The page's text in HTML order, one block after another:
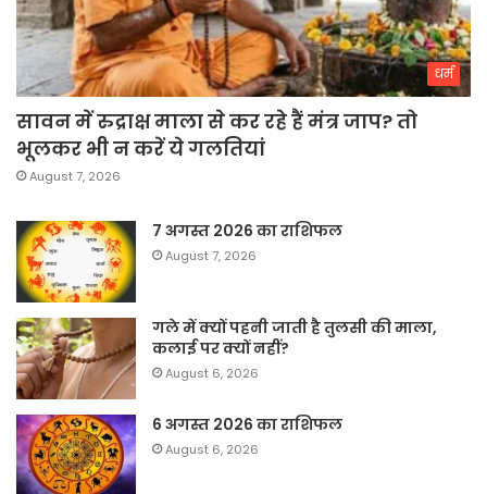
धर्म
सावन में रुद्राक्ष माला से कर रहे हैं मंत्र जाप? तो
भूलकर भी न करें ये गलतियां
August 7, 2026
7 अगस्त 2026 का राशिफल
August 7, 2026
गले में क्यों पहनी जाती है तुलसी की माला,
कलाई पर क्यों नहीं?
August 6, 2026
6 अगस्त 2026 का राशिफल
August 6, 2026